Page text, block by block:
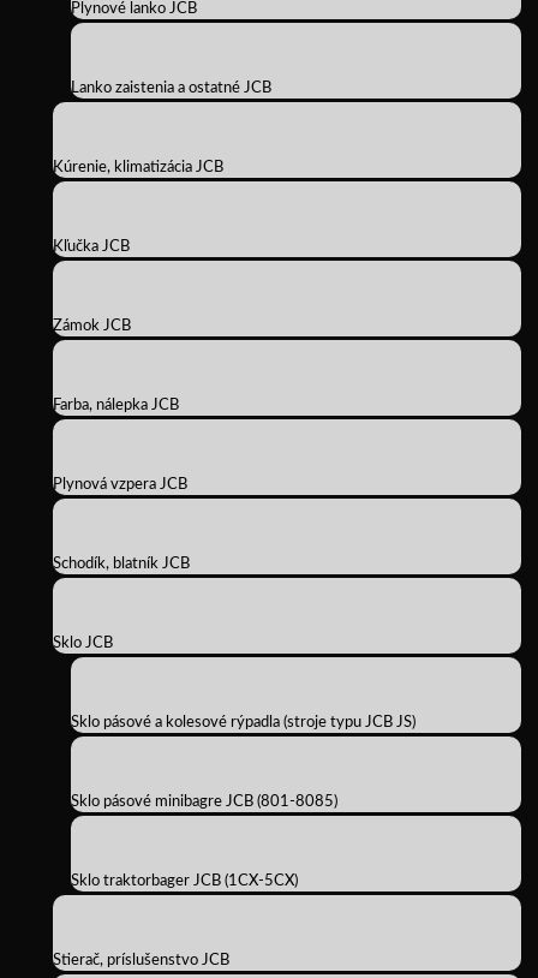
Plynové lanko JCB
Lanko zaistenia a ostatné JCB
Kúrenie, klimatizácia JCB
Kľučka JCB
Zámok JCB
Farba, nálepka JCB
Plynová vzpera JCB
Schodík, blatník JCB
Sklo JCB
Sklo pásové a kolesové rýpadla (stroje typu JCB JS)
Sklo pásové minibagre JCB (801-8085)
Sklo traktorbager JCB (1CX-5CX)
Stierač, príslušenstvo JCB